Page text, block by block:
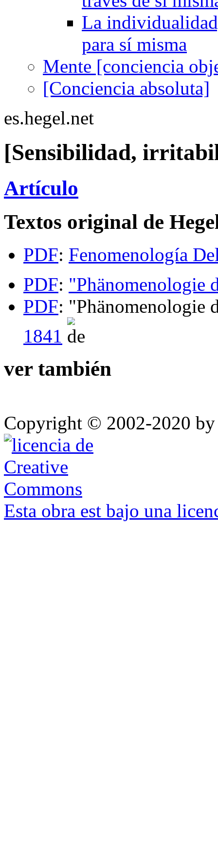
La
para sí misma
Mente [conciencia
[Conciencia absoluta]
es.hegel.net
[Sensibilidad,
Artículo
Textos original de
PDF: Fenomenología
PDF: "Phänomenologie
PDF: "Phänomenologie
1841
ver también
Copyright © 2002-2020 by
Esta obra est bajo una